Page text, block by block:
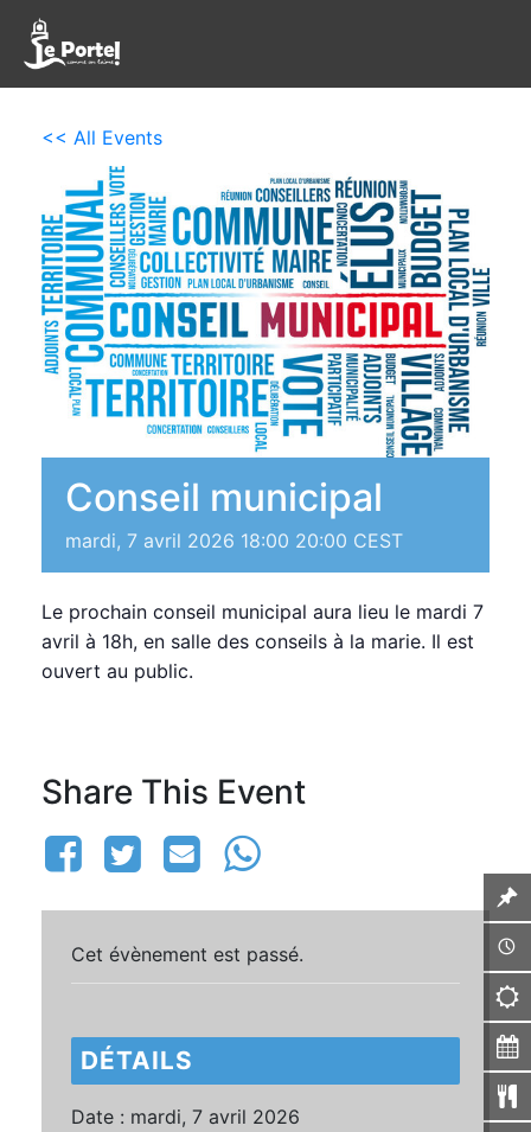
<< All Events
Conseil municipal
mardi, 7 avril 2026 18:00 20:00 CEST
Le prochain conseil municipal aura lieu le mardi 7
avril à 18h, en salle des conseils à la marie. Il est
ouvert au public.
Share This Event
Cet évènement est passé.
DÉTAILS
Date : mardi, 7 avril 2026